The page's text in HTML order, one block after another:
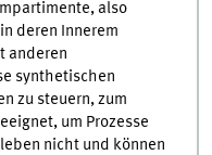
also
deren Innerem
anderen
synthetischen
zu steuern, zum
um Prozesse
nicht und können